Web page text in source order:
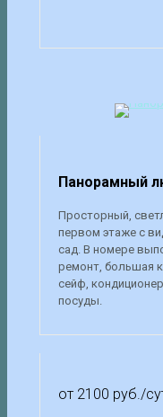
Панорамный
Просторный,
первом этаже с
сад. В номере
ремонт, большая
сейф,
посуды.
от 2100 руб./